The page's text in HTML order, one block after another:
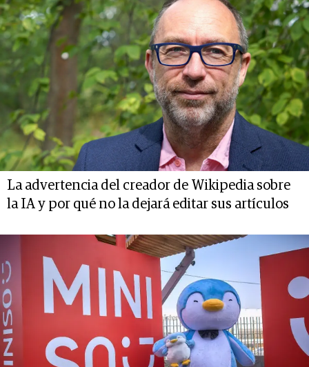
La advertencia del creador de Wikipedia sobre
la IA y por qué no la dejará editar sus artículos